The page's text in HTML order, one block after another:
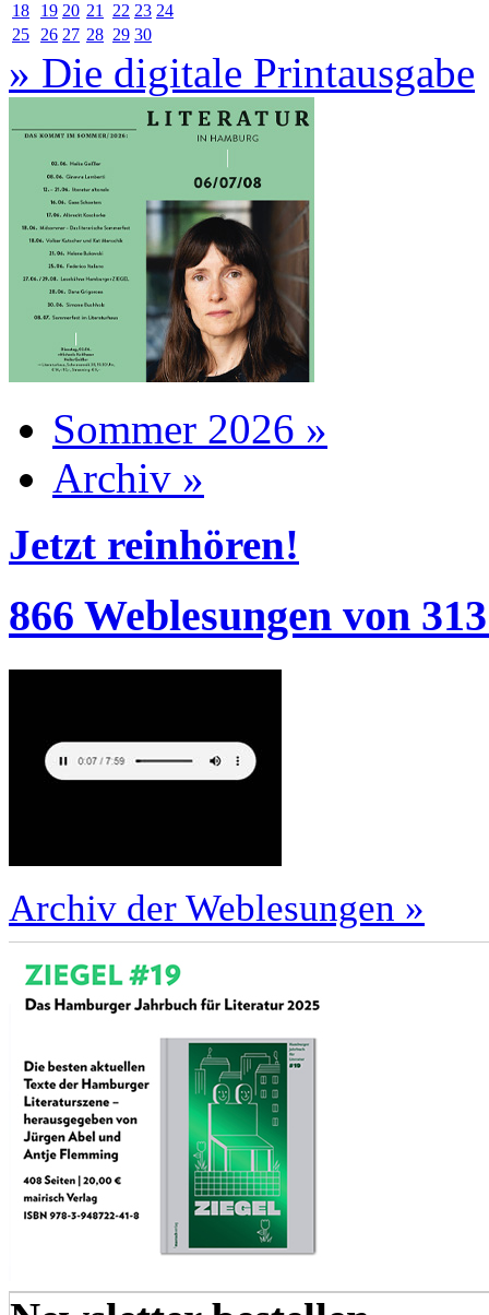
18
19 20 21 22 23 24
25
26 27 28 29 30
» Die digitale Printausgabe
Sommer 2026 »
Archiv »
Jetzt reinhören!
866 Weblesungen von
Archiv der Weblesungen »